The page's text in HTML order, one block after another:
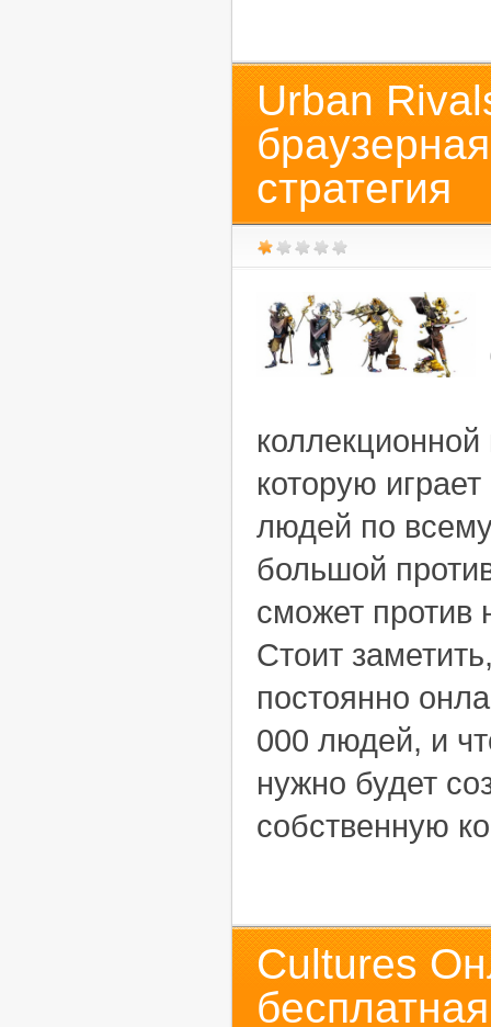
Urban
стратегия
коллекционной
которую
людей по
большой
сможет против
Стоит
постоянно
000 людей, и
нужно будет
собственную
Cultures